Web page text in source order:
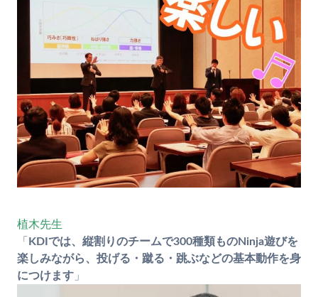
植木先生
「 KDIでは、縦割りのチームで300種類ものNinja遊びを
楽しみながら、投げる・蹴る・跳ぶなどの基本動作を身
につけます 」